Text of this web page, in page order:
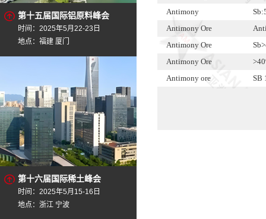
第十五届国际铝原料峰会
时间：2025年5月22-23日
地点：福建 厦门
第十六届国际稀土峰会
时间：2025年5月15-16日
地点：浙江 宁波
Antimony
Antimony Ore
Antimony Ore
Antimony Ore
Antimony ore
SB